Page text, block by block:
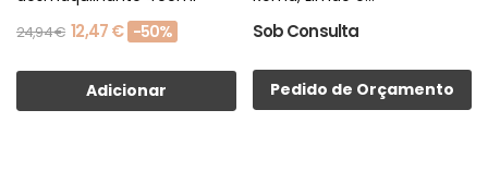
24,94 € 12,47 € -50%
Adicionar
Sob Consulta
Pedido de Orçamento